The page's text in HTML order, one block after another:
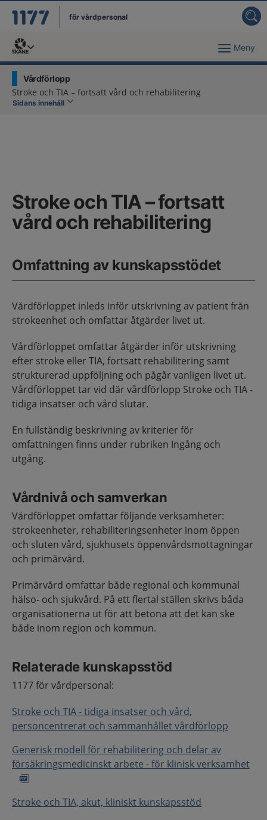
för vårdpersonal
Du har valt region Meny
Vårdförlopp
Stroke och TIA – fortsatt vård och rehabilitering
Sidans innehåll
Stroke och TIA – fortsatt
vård och rehabilitering
Omfattning av kunskapsstödet
Vårdförloppet inleds inför utskrivning av patient från
strokeenhet och omfattar åtgärder livet ut.
Vårdförloppet omfattar åtgärder inför utskrivning
efter stroke eller TIA, fortsatt rehabilitering samt
strukturerad uppföljning och pågår vanligen livet ut.
Vårdförloppet tar vid där vårdförlopp Stroke och TIA -
tidiga insatser och vård slutar.
En fullständig beskrivning av kriterier för
omfattningen finns under rubriken Ingång och
utgång.
Vårdnivå och samverkan
Vårdförloppet omfattar följande verksamheter:
strokeenheter, rehabiliteringsenheter inom öppen
och sluten vård, sjukhusets öppenvårdsmottagningar
och primärvård.
Primärvård omfattar både regional och kommunal
hälso- och sjukvård. På ett flertal ställen skrivs båda
organisationerna ut för att betona att det kan ske
både inom region och kommun.
Relaterade kunskapsstöd
1177 för vårdpersonal:
Stroke och TIA - tidiga insatser och vård,
personcentrerat och sammanhållet vårdförlopp
Generisk modell för rehabilitering och delar av
försäkringsmedicinskt arbete - för klinisk verksamhet
Stroke och TIA, akut, kliniskt kunskapsstöd